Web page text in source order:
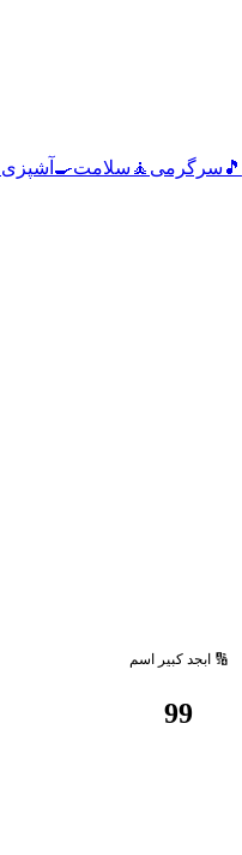
🎵 سرگرمی 🧘 سلامت🍳 آشپزی
🔢 ابجد کبیر اسم
99